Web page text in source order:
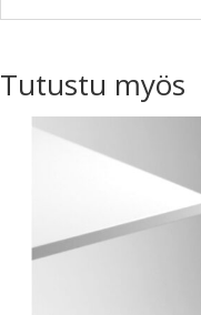
Tutustu myös